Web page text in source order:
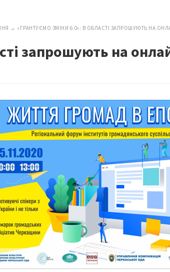
→ «ГРАНТУЄМО ЗМІНИ 6.0»: В ОБЛАСТІ ЗАПРОШУЮТЬ НА
запрошують на